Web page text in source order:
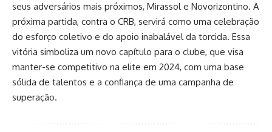
seus adversários mais próximos, Mirassol e Novorizontino. A
próxima partida, contra o CRB, servirá como uma celebração
do esforço coletivo e do apoio inabalável da torcida. Essa
vitória simboliza um novo capítulo para o clube, que visa
manter-se competitivo na elite em 2024, com uma base
sólida de talentos e a confiança de uma campanha de
superação.